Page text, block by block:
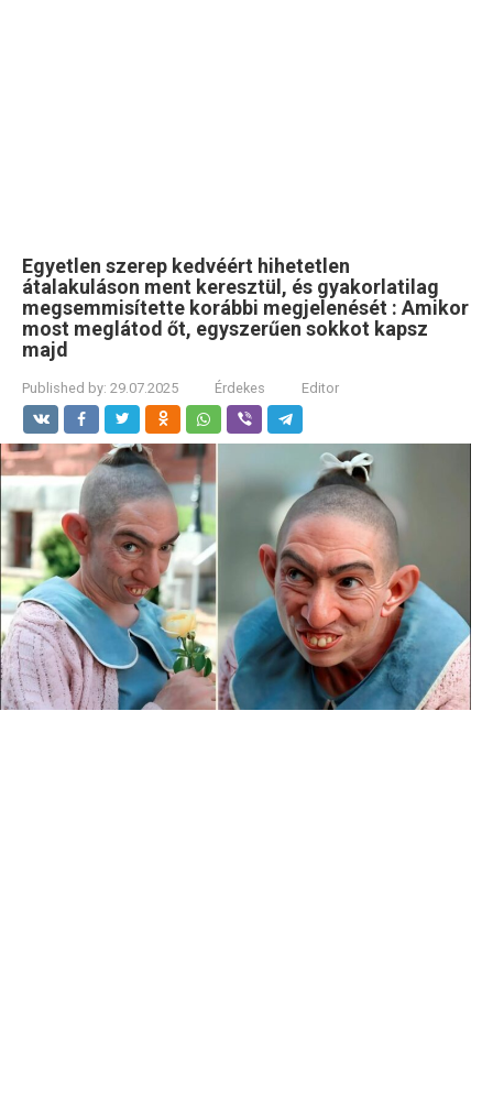
Egyetlen szerep kedvéért hihetetlen
átalakuláson ment keresztül, és gyakorlatilag
megsemmisítette korábbi megjelenését : Amikor
most meglátod őt, egyszerűen sokkot kapsz
majd
Published by: 29.07.2025 Érdekes Editor